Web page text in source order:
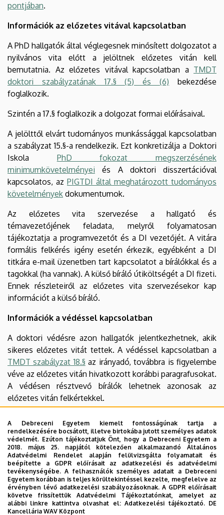
pontjában.
Információk az előzetes vitával kapcsolatban
A PhD hallgatók által véglegesnek minősített dolgozatot a
nyilvános vita előtt a jelöltnek előzetes vitán kell
bemutatnia. Az előzetes vitával kapcsolatban a TMDT
doktori szabályzatának 17.§ (5) és (6) bekezdése
foglalkozik.
Szintén a 17.§ foglalkozik a dolgozat formai előírásaival.
A jelölttől elvárt tudományos munkássággal kapcsolatban
a szabályzat 15.§-a rendelkezik. Ezt konkretizálja a Doktori
Iskola PhD fokozat megszerzésének
minimumkövetelményei és A doktori disszertációval
kapcsolatos, az PIGTDI által meghatározott tudományos
követelmények dokumentumok.
Az előzetes vita szervezése a hallgató és
témavezetőjének feladata, melyről folyamatosan
tájékoztatja a programvezetőt és a DI vezetőjét. A vitára
formális felkérés igény esetén érkezik, egyébként a DI
titkára e-mail üzenetben tart kapcsolatot a bírálókkal és a
tagokkal (ha vannak). A külső bíráló útiköltségét a DI fizeti.
Ennek részleteiről az előzetes vita szervezésekor kap
információt a külső bíráló.
Információk a védéssel kapcsolatban
A doktori védésre azon hallgatók jelentkezhetnek, akik
sikeres előzetes vitát tettek. A védéssel kapcsolatban a
TMDT szabályzat 18.§ az irányadó, továbbra is figyelembe
véve az előzetes vitán hivatkozott korábbi paragrafusokat.
A védésen résztvevő bírálók lehetnek azonosak az
előzetes vitán felkértekkel.
A nyilvános vita bizottságában való részvételre a TMDT
titkára kéri fel a tagokat. Az időpont szervezése a hallgató
feladata.
Elérhetőségek
Általános információk
Megköszönve munkájukat kérjük, hogy bármilyen kérdés
A Debreceni Egyetem kiemelt fontosságúnak tartja a
rendelkezésére bocsátott, illetve birtokába jutott személyes adatok
védelmét. Ezúton tájékoztatjuk Önt, hogy a Debreceni Egyetem a
2018. május 25. napjától kötelezően alkalmazandó Általános
Adatvédelmi Rendelet alapján felülvizsgálta folyamatait és
beépítette a GDPR előírásait az adatkezelési és adatvédelmi
tevékenységébe. A felhasználók személyes adatait a Debreceni
Egyetem korábban is teljes körültekintéssel kezelte, megfelelve az
érvényben lévő adatkezelési szabályozásoknak. A GDPR előírásait
követve frissítettük Adatvédelmi Tájékoztatónkat, amelyet az
alábbi linkre kattintva olvashat el:Adatkezelési tájékoztató. DE
Kancellária WAV Központ